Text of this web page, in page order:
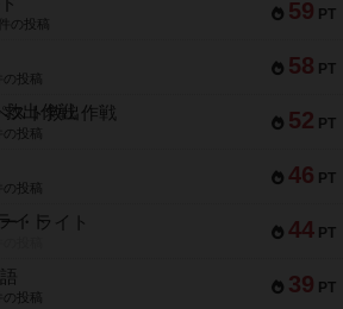
59 PT
の投稿
58 PT
の投稿
52 PT
スト救出作戦
の投稿
46 PT
の投稿
44 PT
・ライト
39 PT
の投稿